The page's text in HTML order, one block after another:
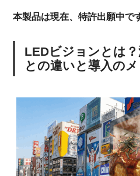
本製品は現在、特許出願中で
LEDビジョンとは
との違いと導入のメ